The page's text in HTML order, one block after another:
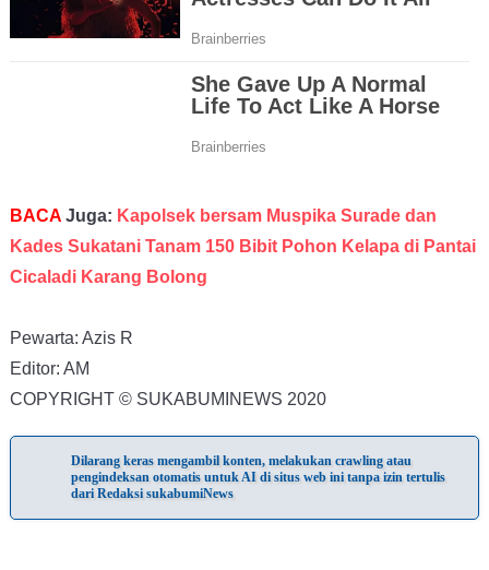
BACAJuga: Kapolsek bersam Muspika Surade dan
Kades Sukatani Tanam 150 Bibit Pohon Kelapa di Pantai
Cicaladi Karang Bolong
Pewarta: Azis R
Editor: AM
COPYRIGHT © SUKABUMINEWS 2020
Dilarang keras mengambil konten, melakukan crawling atau
pengindeksan otomatis untuk AI di situs web ini tanpa izin tertulis
dari Redaksi sukabumiNews